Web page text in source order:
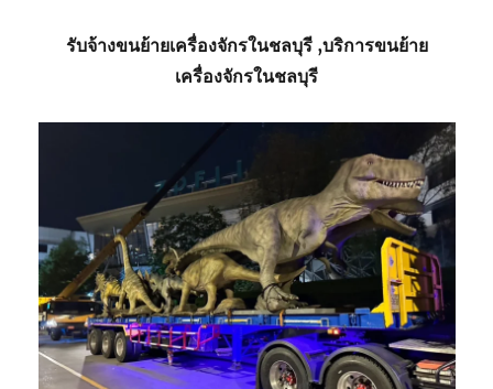
รับจ้างขนย้ายเครื่องจักรในชลบุรี,บริการขนย้าย
เครื่องจักรในชลบุรี